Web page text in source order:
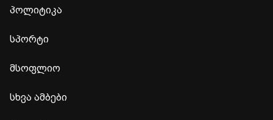
პოლიტიკა
სპორტი
მსოფლიო
სხვა ამბები